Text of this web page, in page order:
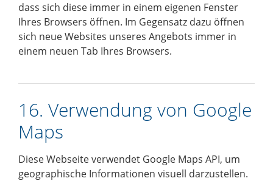
dass sich diese immer in einem eigenen Fenster
Ihres Browsers öffnen. Im Gegensatz dazu öffnen
sich neue Websites unseres Angebots immer in
einem neuen Tab Ihres Browsers.
16. Verwendung von Google
Maps
Diese Webseite verwendet Google Maps API, um
geographische Informationen visuell darzustellen.